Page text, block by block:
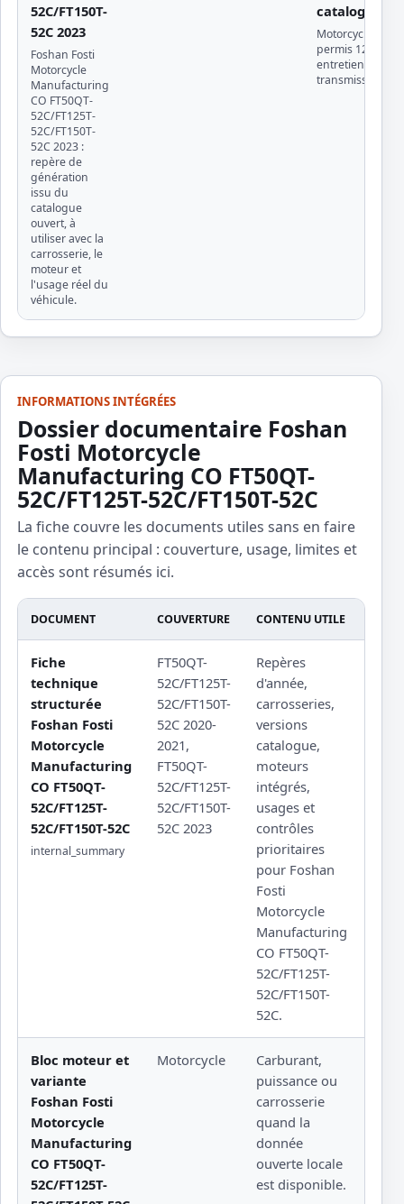
52C/FT150T-
52C 2023
Foshan Fosti
Motorcycle
Manufacturing
CO FT50QT-
52C/FT125T-
52C/FT150T-
52C 2023 :
repère de
génération
issu du
catalogue
ouvert, à
utiliser avec la
carrosserie, le
moteur et
l'usage réel du
véhicule.
catalogue
Motorcycle ·
permis 125 ou
entretien
transmission
INFORMATIONS INTÉGRÉES
Dossier documentaire Foshan
Fosti Motorcycle
Manufacturing CO FT50QT-
52C/FT125T-52C/FT150T-52C
La fiche couvre les documents utiles sans en faire
le contenu principal : couverture, usage, limites et
accès sont résumés ici.
DOCUMENT COUVERTURE CONTENU UTILE
Fiche
technique
structurée
Foshan Fosti
Motorcycle
Manufacturing
CO FT50QT-
52C/FT125T-
52C/FT150T-52C
internal_summary
FT50QT-
52C/FT125T-
52C/FT150T-
52C 2020-
2021,
FT50QT-
52C/FT125T-
52C/FT150T-
52C 2023
Repères
d'année,
carrosseries,
versions
catalogue,
moteurs
intégrés,
usages et
contrôles
prioritaires
pour Foshan
Fosti
Motorcycle
Manufacturing
CO FT50QT-
52C/FT125T-
52C/FT150T-
52C.
Bloc moteur et
variante
Foshan Fosti
Motorcycle
Manufacturing
CO FT50QT-
52C/FT125T-
Motorcycle
Carburant,
puissance ou
carrosserie
quand la
donnée
ouverte locale
est disponible.